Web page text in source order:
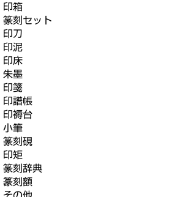
印箱
篆刻セット
印刀
印泥
印床
朱墨
印箋
印譜帳
印褥台
小筆
篆刻硯
印矩
篆刻辞典
篆刻額